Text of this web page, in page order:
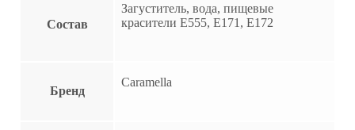
Состав
Загуститель, вода, пищевые
красители E555, E171, E172
Бренд
Caramella